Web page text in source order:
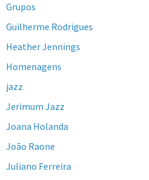
Grupos
Guilherme Rodrigues
Heather Jennings
Homenagens
jazz
Jerimum Jazz
Joana Holanda
João Raone
Juliano Ferreira